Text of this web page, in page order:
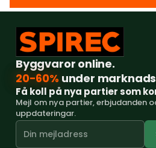
Byggvaror online.
20-60% under
Få koll på nya partier som
Mejl om nya partier, erbjudanden
uppdateringar.